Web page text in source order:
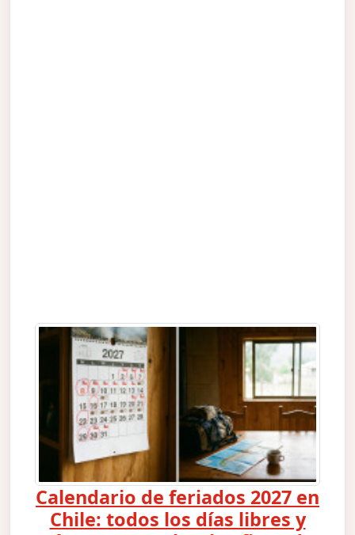
Calendario de feriados 2027 en
Chile: todos los días libres y